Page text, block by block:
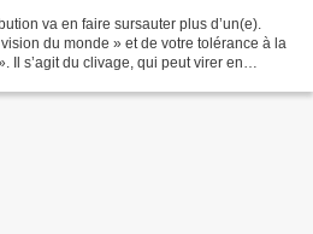
va en faire sursauter plus d’un(e).
du monde » et de votre tolérance à la
Il s’agit du clivage, qui peut virer en